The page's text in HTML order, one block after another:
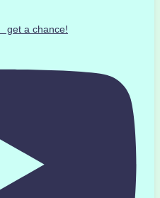
get a chance!